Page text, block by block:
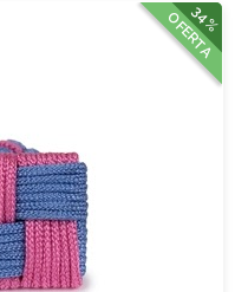
34%
OFERTA